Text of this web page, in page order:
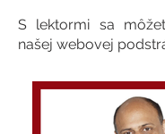
S lektormi sa
našej webovej